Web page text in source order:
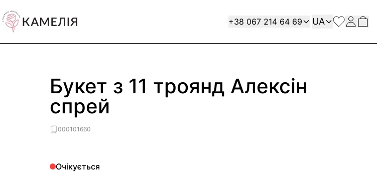
Contact
+38 067 214 64 69 Мова
UA
Букет з 11 троянд Алексін
спрей
000101660
Очікується